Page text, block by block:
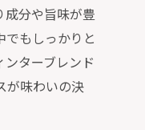
成分や旨味が豊
もしっかりと
ターブレンド
が味わいの決